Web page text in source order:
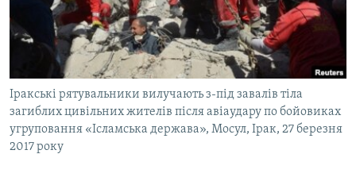
ВІДЕОУРОКИ «ELIFBE»
СВІДЧЕННЯ ОКУПАЦІЇ
УКРАЇНСЬКА ПРОБЛЕМА КРИМУ
ІНФОГРАФІКА
Русский
Qırımtatar
ДОЛУЧАЙСЯ!
Іракські рятувальники вилучають з-під завалів тіла
загиблих цивільних жителів після авіаудару по бойовиках
угруповання «Ісламська держава», Мосул, Ірак, 27 березня
2017 року